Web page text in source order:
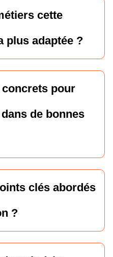
cette
plus adaptée ?
pour
de bonnes
clés abordés
?